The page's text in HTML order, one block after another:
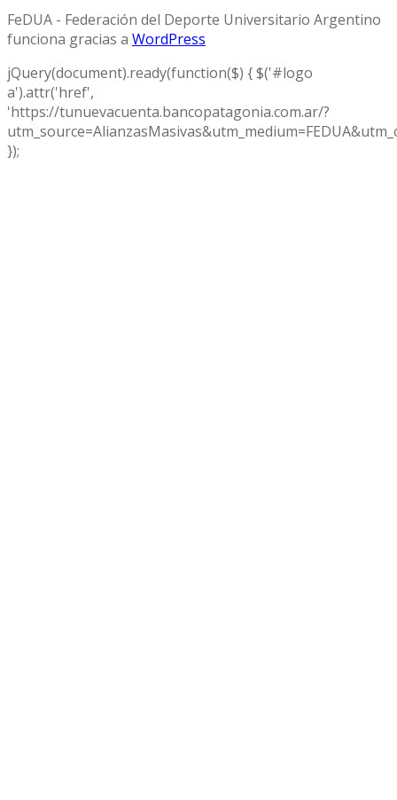
FeDUA - Federación del Deporte Universitario Argentino
funciona gracias a WordPress
jQuery(document).ready(function($) { $('#logo
a').attr('href',
'https://tunuevacuenta.bancopatagonia.com.ar/?
});